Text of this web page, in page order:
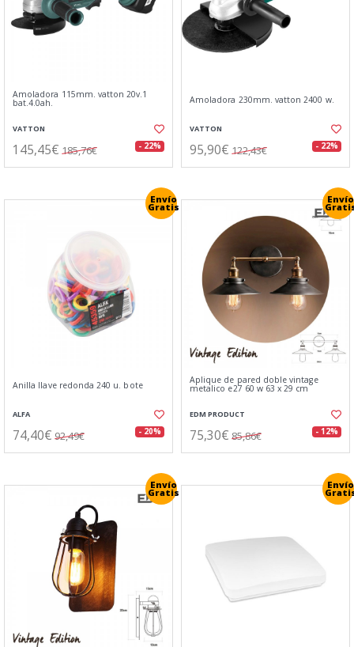
Amoladora 115mm. vatton 20v.1
bat.4.0ah.
VATTON
145,45€ 185,76€ - 22%
Amoladora 230mm. vatton 2400 w.
VATTON
95,90€ 122,43€ - 22%
Envío
Gratis
Anilla llave redonda 240 u. bote
ALFA
74,40€ 92,49€ - 20%
Envío
Aplique de pared doble vintage
metalico e27 60 w 63 x 29 cm
EDM PRODUCT
75,30€ 85,86€ - 12%
Envío
Gratis
Envío